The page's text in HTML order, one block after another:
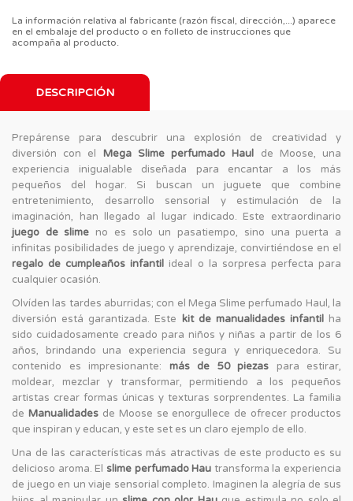
La información relativa al fabricante (razón fiscal, dirección,...) aparece
en el embalaje del producto o en folleto de instrucciones que
acompaña al producto.
DESCRIPCIÓN
Prepárense para descubrir una explosión de creatividad y
diversión con el Mega Slime perfumado Haul de Moose, una
experiencia inigualable diseñada para encantar a los más
pequeños del hogar. Si buscan un juguete que combine
entretenimiento, desarrollo sensorial y estimulación de la
imaginación, han llegado al lugar indicado. Este extraordinario
juego de slime no es solo un pasatiempo, sino una puerta a
infinitas posibilidades de juego y aprendizaje, convirtiéndose en el
regalo de cumpleaños infantil ideal o la sorpresa perfecta para
cualquier ocasión.
Olvíden las tardes aburridas; con el Mega Slime perfumado Haul, la
diversión está garantizada. Este kit de manualidades infantilha
sido cuidadosamente creado para niños y niñas a partir de los 6
años, brindando una experiencia segura y enriquecedora. Su
contenido es impresionante: más de 50 piezas para estirar,
moldear, mezclar y transformar, permitiendo a los pequeños
artistas crear formas únicas y texturas sorprendentes. La familia
de Manualidadesde Moose se enorgullece de ofrecer productos
que inspiran y educan, y este set es un claro ejemplo de ello.
Una de las características más atractivas de este producto es su
delicioso aroma. El slime perfumado Hau transforma la experiencia
de juego en un viaje sensorial completo. Imaginen la alegría de sus